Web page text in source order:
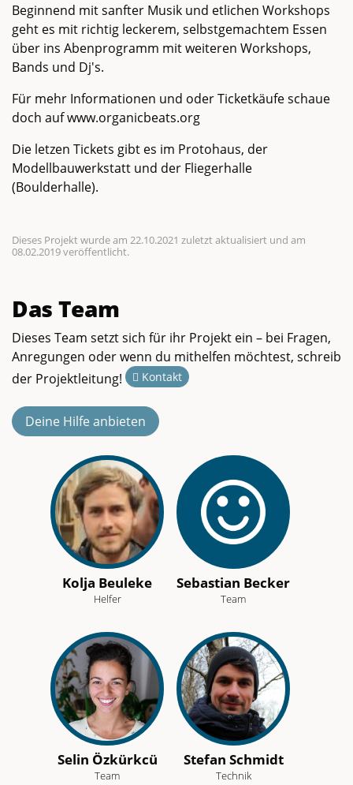
Beginnend mit sanfter Musik und etlichen Workshops
geht es mit richtig leckerem, selbstgemachtem Essen
über ins Abenprogramm mit weiteren Workshops,
Bands und Dj's.
Für mehr Informationen und oder Ticketkäufe schaue
doch auf www.organicbeats.org
Die letzen Tickets gibt es im Protohaus, der
Modellbauwerkstatt und der Fliegerhalle
(Boulderhalle).
Dieses Projekt wurde am 22.10.2021 zuletzt aktualisiert und am
08.02.2019 veröffentlicht.
Das Team
Dieses Team setzt sich für ihr Projekt ein – bei Fragen,
Anregungen oder wenn du mithelfen möchtest, schreib
der Projektleitung!
Kontakt
Deine Hilfe anbieten
Kolja Beuleke
Helfer
Sebastian Becker
Team
Selin Özkürkcü
Team
Stefan Schmidt
Technik